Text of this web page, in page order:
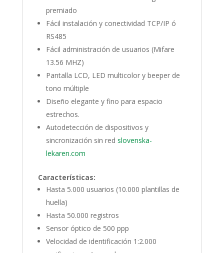
premiado
Fácil instalación y conectividad TCP/IP ó
RS485
Fácil administración de usuarios (Mifare
13.56 MHZ)
Pantalla LCD, LED multicolor y beeper de
tono múltiple
Diseño elegante y fino para espacio
estrechos.
Autodetección de dispositivos y
sincronización sin red slovenska-
lekaren.com
Características:
Hasta 5.000 usuarios (10.000 plantillas de
huella)
Hasta 50.000 registros
Sensor óptico de 500 ppp
Velocidad de identificación 1:2.000